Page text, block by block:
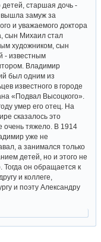
детей, старшая дочь -
вышла замуж за
и уважаемого доктора
сын Михаил стал
художником, сын
- известным
Владимир
был одним из
известного в городе
«Подвал Высоцкого».
умер его отец. На
сказалось это
очень тяжело. В 1914
уже не
а занимался только
детей, но и этого не
Тогда он обращается к
и коллеге,
и поэту Александру